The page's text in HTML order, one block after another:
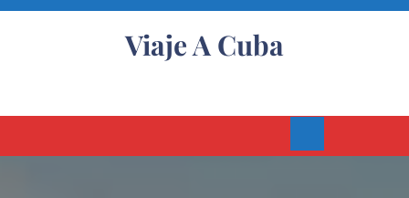
Skip
Viaje A Cuba
Open